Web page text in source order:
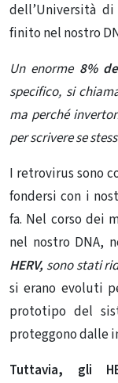
dell’Università
finito nel nostro
Un enorme8%
specifico, si
ma perché
per scrivere se
I retrovirus sono
fondersi con i
fa. Nel corso dei
nel nostro DNA,
HERV, sono stati
si erano evoluti
prototipo del
proteggono dalle
Tuttavia, gli